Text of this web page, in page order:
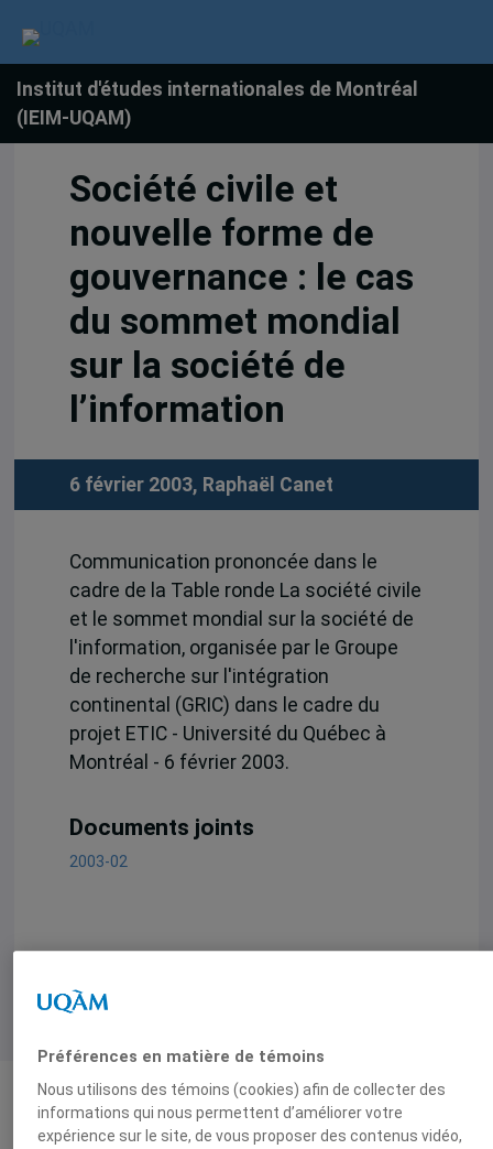
Institut d'études internationales de Montréal
(IEIM-UQAM)
Société civile et
nouvelle forme de
gouvernance : le cas
du sommet mondial
sur la société de
l’information
6 février 2003, Raphaël Canet
Communication prononcée dans le
cadre de la Table ronde La société civile
et le sommet mondial sur la société de
l'information, organisée par le Groupe
de recherche sur l'intégration
continental (GRIC) dans le cadre du
projet ETIC - Université du Québec à
Montréal - 6 février 2003.
Documents joints
2003-02
Auteurs-trices
Préférences en matière de témoins
Nous utilisons des témoins (cookies) afin de collecter des
informations qui nous permettent d’améliorer votre
expérience sur le site, de vous proposer des contenus vidéo,